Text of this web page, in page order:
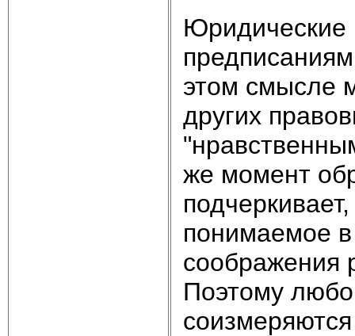
Юридические
этом смысле
других
же момент
понимаемое
соображения
Поэтому